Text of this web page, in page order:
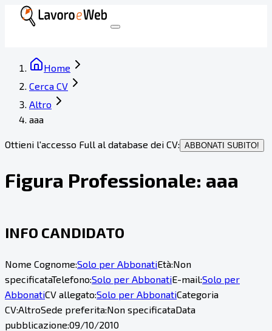
Home
Cerca CV
Altro
aaa
Ottieni l'accesso Full al database dei CV: ABBONATI SUBITO!
Figura Professionale: aaa
INFO CANDIDATO
Nome Cognome:Solo per AbbonatiEtà:Non
specificataTelefono:Solo per AbbonatiE-mail:Solo per
AbbonatiCV allegato:Solo per AbbonatiCategoria
CV:AltroSede preferita:Non specificataData
pubblicazione:09/10/2010